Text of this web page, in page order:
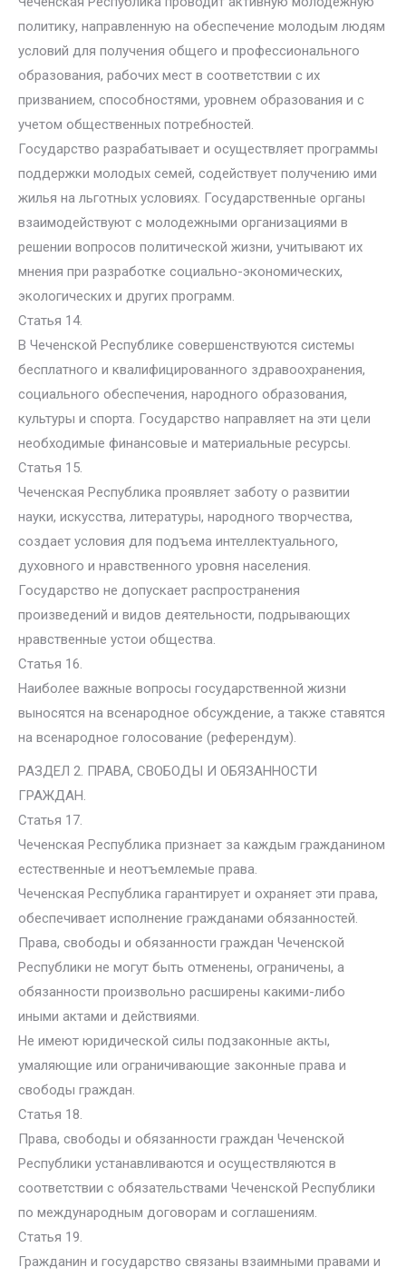
политику, направленную на обеспечение молодым людям
условий для получения общего и профессионального
образования, рабочих мест в соответствии с их
призванием, способностями, уровнем образования и с
учетом общественных потребностей.
Государство разрабатывает и осуществляет программы
поддержки молодых семей, содействует получению ими
жилья на льготных условиях. Государственные органы
взаимодействуют с молодежными организациями в
решении вопросов политической жизни, учитывают их
мнения при разработке социально-экономических,
экологических и других программ.
Статья 14.
В Чеченской Республике совершенствуются системы
бесплатного и квалифицированного здравоохранения,
социального обеспечения, народного образования,
культуры и спорта. Государство направляет на эти цели
необходимые финансовые и материальные ресурсы.
Статья 15.
Чеченская Республика проявляет заботу о развитии
науки, искусства, литературы, народного творчества,
создает условия для подъема интеллектуального,
духовного и нравственного уровня населения.
Государство не допускает распространения
произведений и видов деятельности, подрывающих
нравственные устои общества.
Статья 16.
Наиболее важные вопросы государственной жизни
выносятся на всенародное обсуждение, а также ставятся
на всенародное голосование (референдум).
РАЗДЕЛ 2. ПРАВА, СВОБОДЫ И ОБЯЗАННОСТИ
ГРАЖДАН.
Статья 17.
Чеченская Республика признает за каждым гражданином
естественные и неотъемлемые права.
Чеченская Республика гарантирует и охраняет эти права,
обеспечивает исполнение гражданами обязанностей.
Права, свободы и обязанности граждан Чеченской
Республики не могут быть отменены, ограничены, а
обязанности произвольно расширены какими-либо
иными актами и действиями.
Не имеют юридической силы подзаконные акты,
умаляющие или ограничивающие законные права и
свободы граждан.
Статья 18.
Права, свободы и обязанности граждан Чеченской
Республики устанавливаются и осуществляются в
соответствии с обязательствами Чеченской Республики
по международным договорам и соглашениям.
Статья 19.
Гражданин и государство связаны взаимными правами и